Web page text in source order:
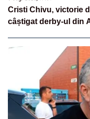
Cristi Chivu, victorie
câștigat derby-ul din